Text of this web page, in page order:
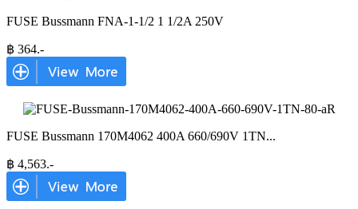
FUSE Bussmann FNA-1-1/2 1 1/2A 250V
฿ 364.-
FUSE Bussmann 170M4062 400A 660/690V 1TN...
฿ 4,563.-